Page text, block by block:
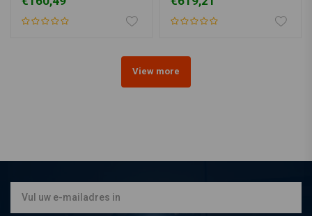
84-99 FXST MODELLEN
(NU)
View more